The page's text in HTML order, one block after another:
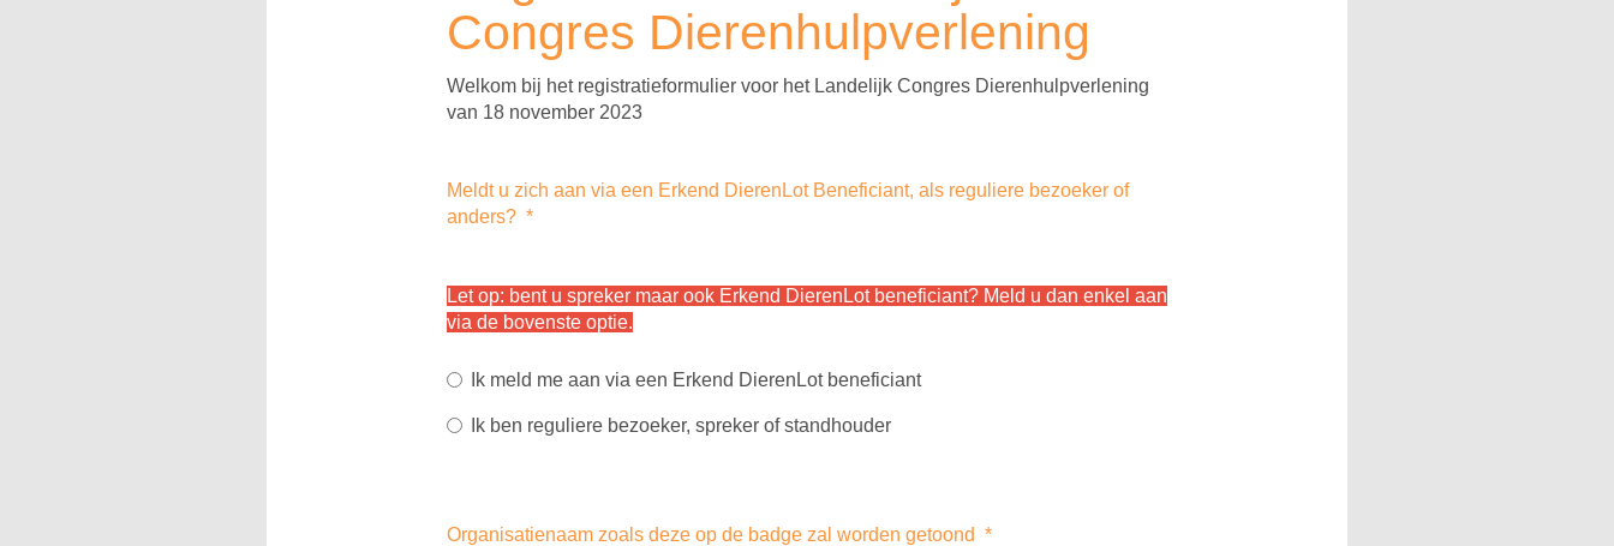
Congres Dierenhulpverlening
Welkom bij het registratieformulier voor het Landelijk Congres Dierenhulpverlening
van 18 november 2023
Meldt u zich aan via een Erkend DierenLot Beneficiant, als reguliere bezoeker of
anders? *
Let op: bent u spreker maar ook Erkend DierenLot beneficiant? Meld u dan enkel aan
via de bovenste optie.
Ik meld me aan via een Erkend DierenLot beneficiant
Ik ben reguliere bezoeker, spreker of standhouder
Organisatienaam zoals deze op de badge zal worden getoond *